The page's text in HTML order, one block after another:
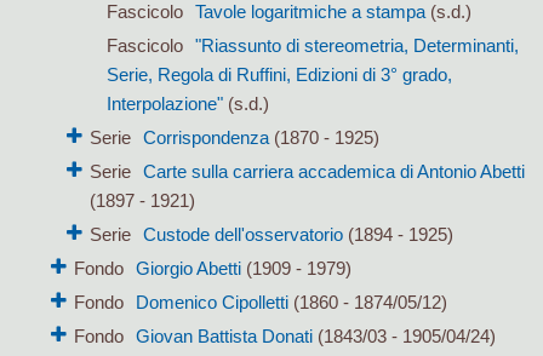
Fascicolo
Tavole logaritmiche a stampa(s.d.)
Fascicolo
"Riassunto di stereometria, Determinanti,
Serie, Regola di Ruffini, Edizioni di 3° grado,
Interpolazione"(s.d.)
Serie
Corrispondenza (1870 - 1925)
Serie
Carte sulla carriera accademica di Antonio Abetti
(1897 - 1921)
Serie
Custode dell'osservatorio (1894 - 1925)
Fondo Giorgio Abetti(1909 - 1979)
Fondo
Domenico Cipolletti(1860 - 1874/05/12)
Fondo Giovan Battista Donati(1843/03 - 1905/04/24)